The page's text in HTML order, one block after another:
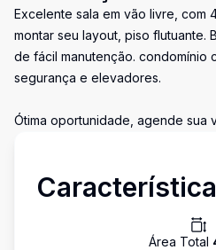
Excelente sala em vão livre, com
montar seu layout, piso flutuante.
de fácil manutenção. condomínio
segurança e elevadores.
Ótima oportunidade, agende sua
Área Total